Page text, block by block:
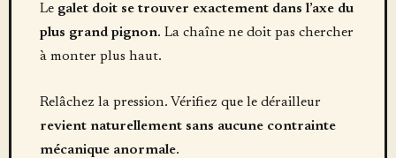
Le galet doit se trouver exactement dans l’axe du
plus grand pignon. La chaîne ne doit pas chercher
à monter plus haut.
Relâchez la pression. Vérifiez que le dérailleur
revient naturellement sans aucune contrainte
mécanique anormale.